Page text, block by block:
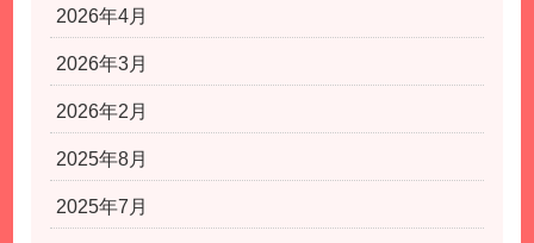
2026年4月
2026年3月
2026年2月
2025年8月
2025年7月